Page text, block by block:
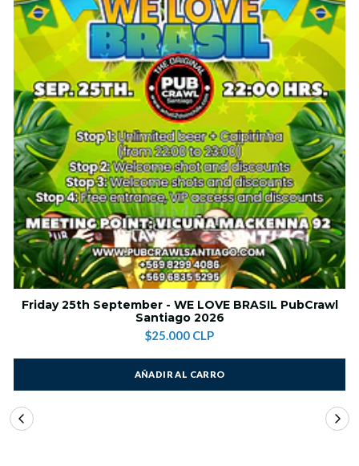
Friday 25th September - WE LOVE BRASIL PubCrawl
Santiago 2026
$25.000 CLP
AÑADIR AL CARRO